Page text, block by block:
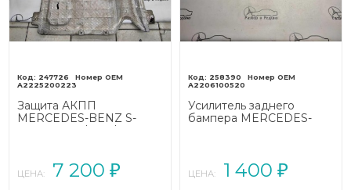
247726
A2225200223
Защита АКПП
MERCEDES-BENZ S-
класс W222/C217/A217
ЦЕНА: 7 200 ₽
258390
A2206100520
Усилитель заднего
бампера MERCEDES-
ЦЕНА: 1 400 ₽